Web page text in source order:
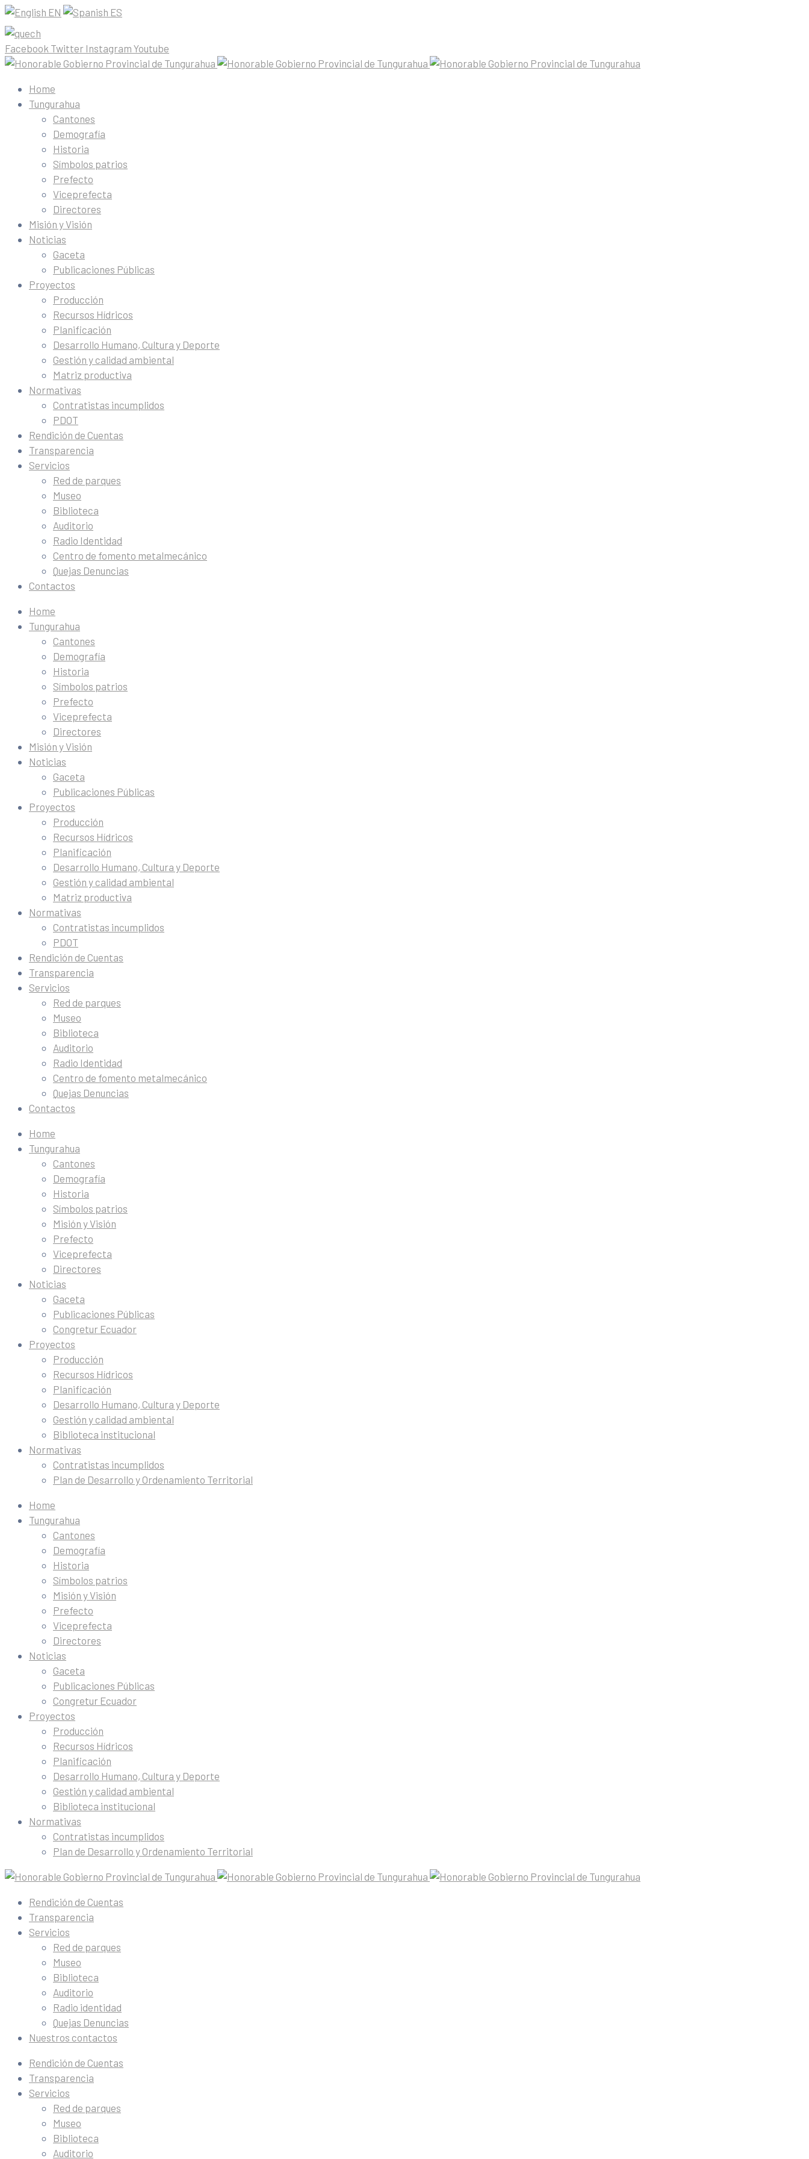
EN ES
Facebook Twitter Instagram Youtube
Home
Tungurahua
Cantones
Demografía
Historia
Símbolos patrios
Prefecto
Viceprefecta
Directores
Misión y Visión
Noticias
Gaceta
Publicaciones Públicas
Proyectos
Producción
Recursos Hídricos
Planificación
Desarrollo Humano, Cultura y Deporte
Gestión y calidad ambiental
Matriz productiva
Normativas
Contratistas incumplidos
PDOT
Rendición de Cuentas
Transparencia
Servicios
Red de parques
Museo
Biblioteca
Auditorio
Radio Identidad
Centro de fomento metalmecánico
Quejas Denuncias
Contactos
Home
Tungurahua
Cantones
Demografía
Historia
Símbolos patrios
Prefecto
Viceprefecta
Directores
Misión y Visión
Noticias
Gaceta
Publicaciones Públicas
Proyectos
Producción
Recursos Hídricos
Planificación
Desarrollo Humano, Cultura y Deporte
Gestión y calidad ambiental
Matriz productiva
Normativas
Contratistas incumplidos
PDOT
Rendición de Cuentas
Transparencia
Servicios
Red de parques
Museo
Biblioteca
Auditorio
Radio Identidad
Centro de fomento metalmecánico
Quejas Denuncias
Contactos
Home
Tungurahua
Cantones
Demografía
Historia
Símbolos patrios
Misión y Visión
Prefecto
Viceprefecta
Directores
Noticias
Gaceta
Publicaciones Públicas
Congretur Ecuador
Proyectos
Producción
Recursos Hídricos
Planificación
Desarrollo Humano, Cultura y Deporte
Gestión y calidad ambiental
Biblioteca institucional
Normativas
Contratistas incumplidos
Plan de Desarrollo y Ordenamiento Territorial
Home
Tungurahua
Cantones
Demografía
Historia
Símbolos patrios
Misión y Visión
Prefecto
Viceprefecta
Directores
Noticias
Gaceta
Publicaciones Públicas
Congretur Ecuador
Proyectos
Producción
Recursos Hídricos
Planificación
Desarrollo Humano, Cultura y Deporte
Gestión y calidad ambiental
Biblioteca institucional
Normativas
Contratistas incumplidos
Plan de Desarrollo y Ordenamiento Territorial
Rendición de Cuentas
Transparencia
Servicios
Red de parques
Museo
Biblioteca
Auditorio
Radio identidad
Quejas Denuncias
Nuestros contactos
Rendición de Cuentas
Transparencia
Servicios
Red de parques
Museo
Biblioteca
Auditorio